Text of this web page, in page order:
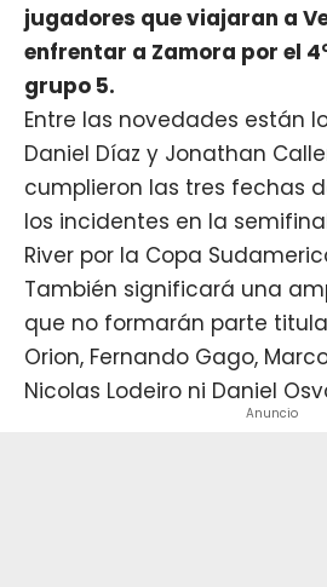
jugadores que viajaran a
enfrentar a Zamora por el
grupo 5.
Entre las novedades están
Daniel Díaz y Jonathan
cumplieron las tres fechas
los incidentes en la
River por la Copa
También significará una
que no formarán parte
Orion, Fernando Gago,
Nicolas Lodeiro ni Daniel
Anuncio